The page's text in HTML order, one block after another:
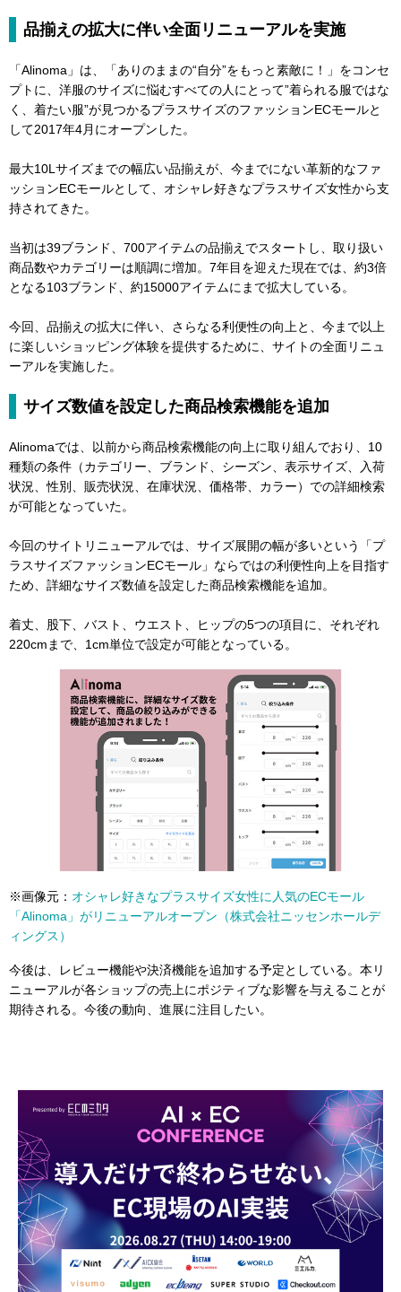
品揃えの拡大に伴い全面リニューアルを実施
「Alinoma」は、「ありのままの“自分”をもっと素敵に！」をコンセ
プトに、洋服のサイズに悩むすべての人にとって”着られる服ではな
く、着たい服”が見つかるプラスサイズのファッションECモールと
して2017年4月にオープンした。
最大10Lサイズまでの幅広い品揃えが、今までにない革新的なファ
ッションECモールとして、オシャレ好きなプラスサイズ女性から支
持されてきた。
当初は39ブランド、700アイテムの品揃えでスタートし、取り扱い
商品数やカテゴリーは順調に増加。7年目を迎えた現在では、約3倍
となる103ブランド、約15000アイテムにまで拡大している。
今回、品揃えの拡大に伴い、さらなる利便性の向上と、今まで以上
に楽しいショッピング体験を提供するために、サイトの全面リニュ
ーアルを実施した。
サイズ数値を設定した商品検索機能を追加
Alinomaでは、以前から商品検索機能の向上に取り組んでおり、10
種類の条件（カテゴリー、ブランド、シーズン、表示サイズ、入荷
状況、性別、販売状況、在庫状況、価格帯、カラー）での詳細検索
が可能となっていた。
今回のサイトリニューアルでは、サイズ展開の幅が多いという「プ
ラスサイズファッションECモール」ならではの利便性向上を目指す
ため、詳細なサイズ数値を設定した商品検索機能を追加。
着丈、股下、バスト、ウエスト、ヒップの5つの項目に、それぞれ
220cmまで、1cm単位で設定が可能となっている。
※画像元： オシャレ好きなプラスサイズ女性に人気のECモール
「Alinoma」がリニューアルオープン（株式会社ニッセンホールデ
ィングス）
今後は、レビュー機能や決済機能を追加する予定としている。本リ
ニューアルが各ショップの売上にポジティブな影響を与えることが
期待される。今後の動向、進展に注目したい。